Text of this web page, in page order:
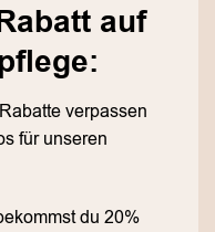
auf
verpassen
für unseren
du 20%